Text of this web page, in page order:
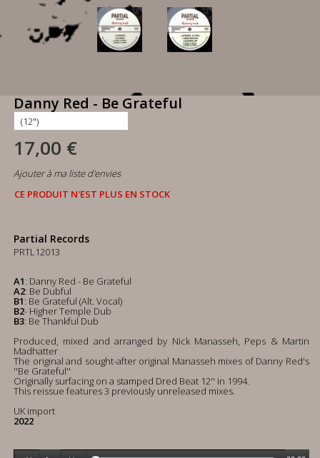
Danny Red - Be Grateful
17,00 €
Ajouter à ma liste d'envies
CE PRODUIT N'EST PLUS EN STOCK
Partial Records
PRTL12013
A1: Danny Red - Be Grateful
A2: Be Dubful
B1: Be Grateful (Alt. Vocal)
B2- Higher Temple Dub
B3: Be Thankful Dub
Produced, mixed and arranged by Nick Manasseh, Peps & Martin
Madhatter
The original and sought-after original Manasseh mixes of Danny Red's
''Be Grateful''
Originally surfacing on a stamped Dred Beat 12'' in 1994.
This reissue features 3 previously unreleased mixes.
UK import
2022